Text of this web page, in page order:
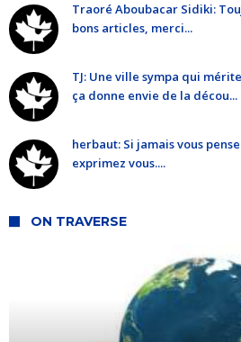
Traoré Aboubacar Sidiki:
bons articles, merci...
TJ: Une ville sympa qui
ça donne envie de la décou...
herbaut: Si jamais vous
exprimez vous....
ON TRAVERSE